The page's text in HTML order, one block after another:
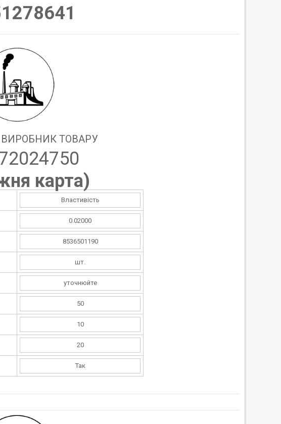
ТОВАРУ
карта)
Властивість
0.02000
8536501190
шт.
уточнюйте
50
10
20
Так